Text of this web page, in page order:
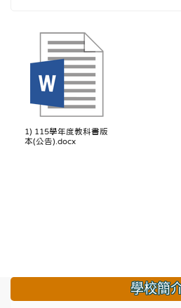
1) 115學年度教科書版
本(公告).docx
學校簡